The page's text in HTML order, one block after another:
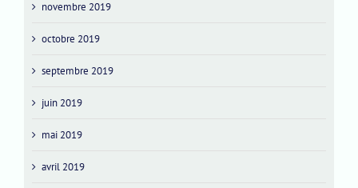
novembre 2019
octobre 2019
septembre 2019
juin 2019
mai 2019
avril 2019